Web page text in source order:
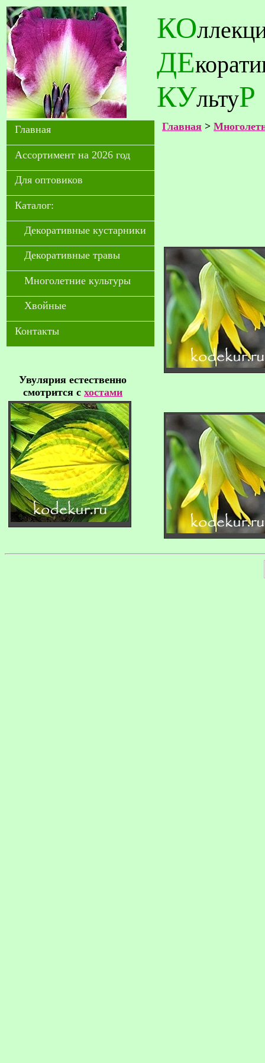
КО
ДЕ
КУльтуР
Главная
Ассортимент на 2026 год
Для оптовиков
Каталог:
Декоративные кустарники
Декоративные травы
Многолетние культуры
Хвойные
Контакты
Увулярия естественно
смотрится с хостами
Главная >